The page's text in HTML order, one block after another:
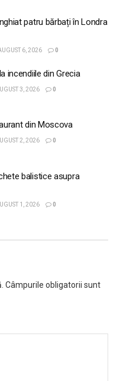
patru bărbați în Londra
6, 2026 0
incendiile din Grecia
3, 2026 0
din Moscova
2, 2026 0
balistice asupra
1, 2026 0
Câmpurile obligatorii sunt